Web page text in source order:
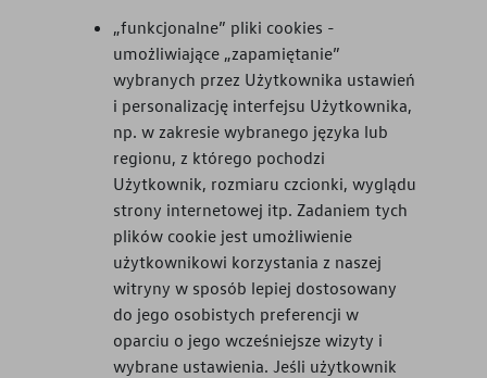
„funkcjonalne” pliki cookies -
umożliwiające „zapamiętanie”
wybranych przez Użytkownika ustawień
i personalizację interfejsu Użytkownika,
np. w zakresie wybranego języka lub
regionu, z którego pochodzi
Użytkownik, rozmiaru czcionki, wyglądu
strony internetowej itp. Zadaniem tych
plików cookie jest umożliwienie
użytkownikowi korzystania z naszej
witryny w sposób lepiej dostosowany
do jego osobistych preferencji w
oparciu o jego wcześniejsze wizyty i
wybrane ustawienia. Jeśli użytkownik